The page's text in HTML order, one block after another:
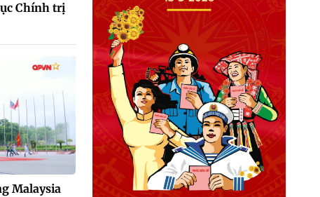
Chính trị
Malaysia